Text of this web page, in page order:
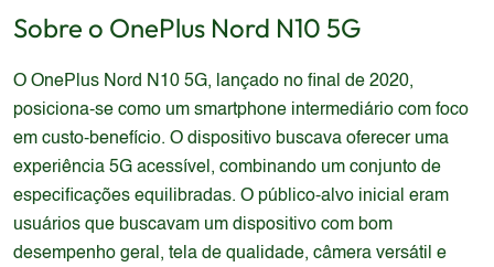
Sobre o OnePlus Nord N10 5G
O OnePlus Nord N10 5G, lançado no final de 2020,
posiciona-se como um smartphone intermediário com foco
em custo-benefício. O dispositivo buscava oferecer uma
experiência 5G acessível, combinando um conjunto de
especificações equilibradas. O público-alvo inicial eram
usuários que buscavam um dispositivo com bom
desempenho geral, tela de qualidade, câmera versátil e